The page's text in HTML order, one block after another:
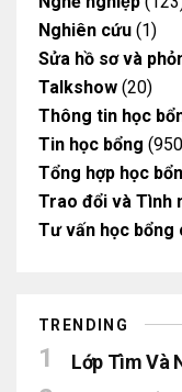
Nghiên cứu (1)
Sửa hồ sơ và
Talkshow (20)
Thông tin học
Tin học bổng
Tổng hợp học
Trao đổi và Tình
Tư vấn học bổng
TRENDING
Lớp Tìm Và